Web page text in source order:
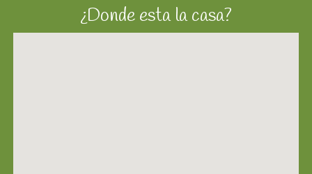
¿Donde esta la casa?